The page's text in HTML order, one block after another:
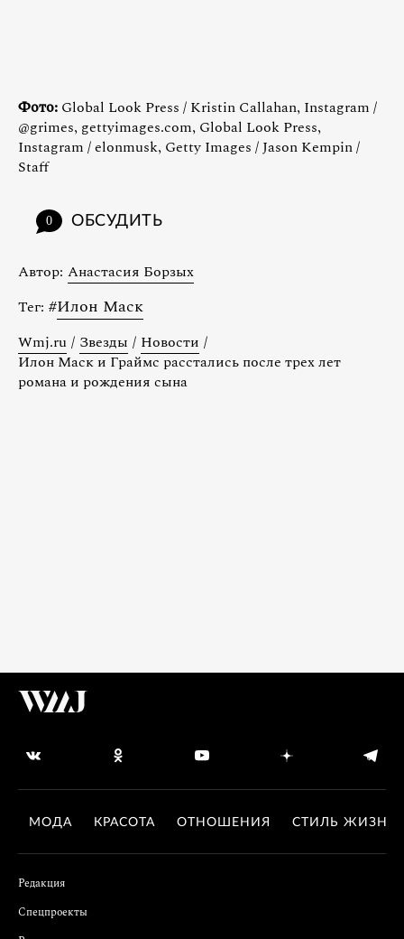
Фото: Global Look Press / Kristin Callahan, Instagram /
@grimes, gettyimages.com, Global Look Press,
Instagram / elonmusk, Getty Images / Jason Kempin /
Staff
0 ОБСУДИТЬ
Автор: Анастасия Борзых
Тег: #Илон Маск
Wmj.ru / Звезды / Новости /
Илон Маск и Граймс расстались после трех лет
романа и рождения сына
МОДА КРАСОТА ОТНОШЕНИЯ СТИЛЬ ЖИЗНИ
Редакция
Спецпроекты